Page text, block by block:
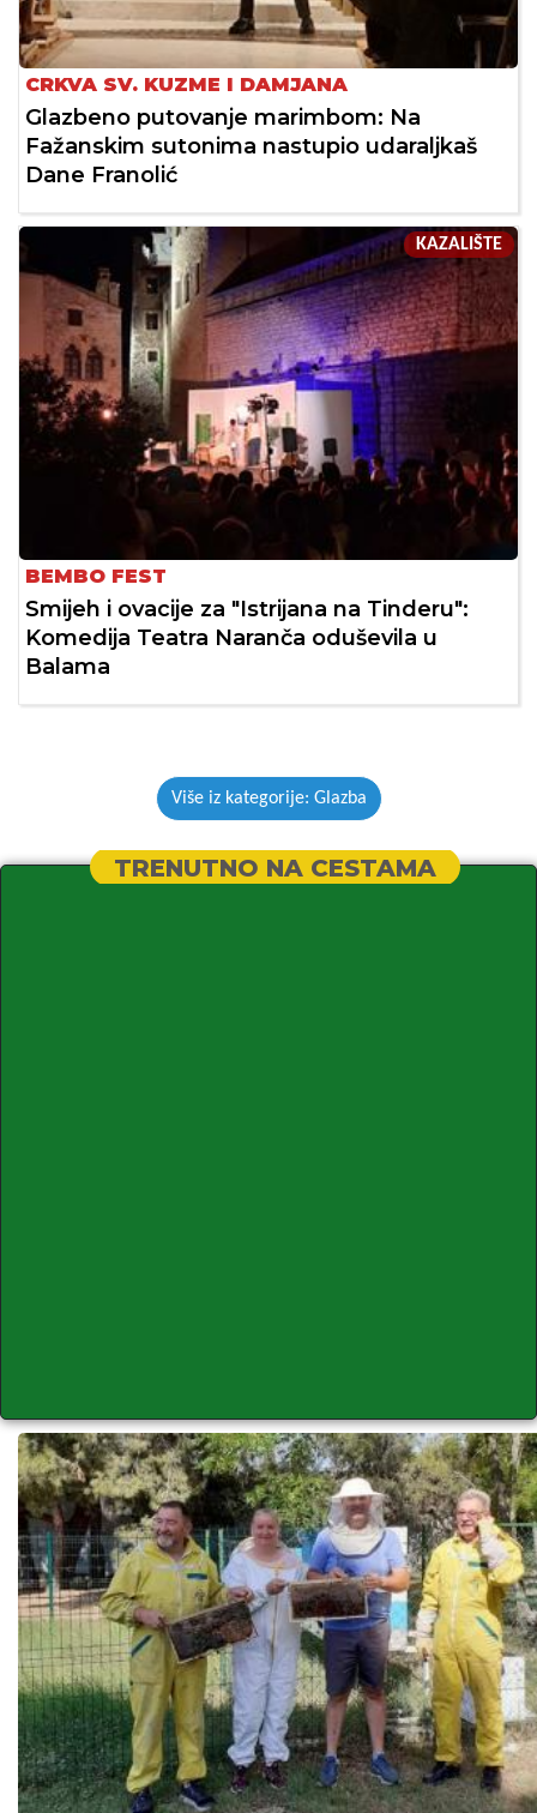
CRKVA SV. KUZME I DAMJANA
Glazbeno putovanje marimbom: Na
Fažanskim sutonima nastupio udaraljkaš
Dane Franolić
KAZALIŠTE
BEMBO FEST
Smijeh i ovacije za "Istrijana na Tinderu":
Komedija Teatra Naranča oduševila u
Balama
Više iz kategorije: Glazba
TRENUTNO NA CESTAMA